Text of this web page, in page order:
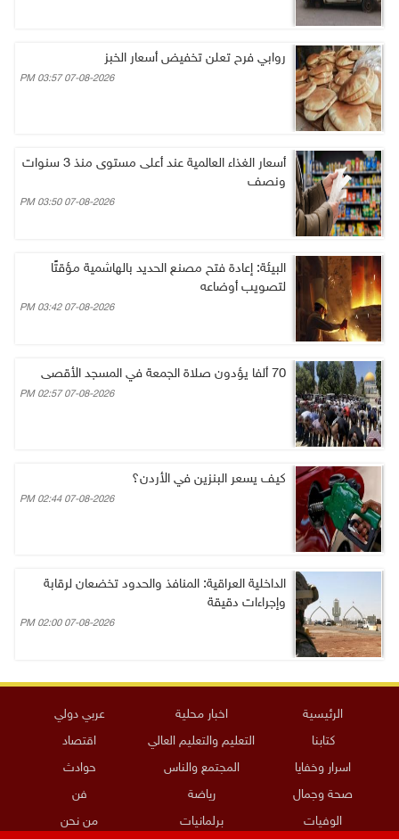
روابي فرح تعلن تخفيض أسعار الخبز
07-08-2026 03:57 PM
أسعار الغذاء العالمية عند أعلى مستوى منذ 3 سنوات
ونصف
07-08-2026 03:50 PM
البيئة: إعادة فتح مصنع الحديد بالهاشمية مؤقتًا
لتصويب أوضاعه
07-08-2026 03:42 PM
70 ألفا يؤدون صلاة الجمعة في المسجد الأقصى
07-08-2026 02:57 PM
كيف يسعر البنزين في الأردن؟
07-08-2026 02:44 PM
الداخلية العراقية: المنافذ والحدود تخضعان لرقابة
وإجراءات دقيقة
07-08-2026 02:00 PM
الرئيسية اخبار محلية
عربي دولي
كتابنا
التعليم والتعليم العالي
اقتصاد
اسرار وخفايا
المجتمع والناس
حوادث
صحة وجمال
رياضة
فن
الوفيات
برلمانيات من نحن